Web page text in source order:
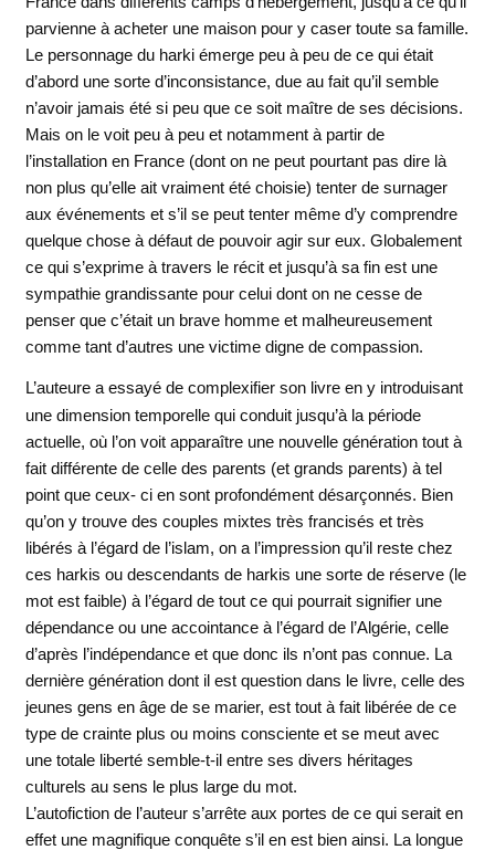
parvienne à acheter une maison pour y caser toute sa famille.
Le personnage du harki émerge peu à peu de ce qui était
d’abord une sorte d’inconsistance, due au fait qu’il semble
n’avoir jamais été si peu que ce soit maître de ses décisions.
Mais on le voit peu à peu et notamment à partir de
l’installation en France (dont on ne peut pourtant pas dire là
non plus qu’elle ait vraiment été choisie) tenter de surnager
aux événements et s’il se peut tenter même d’y comprendre
quelque chose à défaut de pouvoir agir sur eux. Globalement
ce qui s’exprime à travers le récit et jusqu’à sa fin est une
sympathie grandissante pour celui dont on ne cesse de
penser que c’était un brave homme et malheureusement
comme tant d’autres une victime digne de compassion.
L’auteure a essayé de complexifier son livre en y introduisant
une dimension temporelle qui conduit jusqu’à la période
actuelle, où l’on voit apparaître une nouvelle génération tout à
fait différente de celle des parents (et grands parents) à tel
point que ceux- ci en sont profondément désarçonnés. Bien
qu’on y trouve des couples mixtes très francisés et très
libérés à l’égard de l’islam, on a l’impression qu’il reste chez
ces harkis ou descendants de harkis une sorte de réserve (le
mot est faible) à l’égard de tout ce qui pourrait signifier une
dépendance ou une accointance à l’égard de l’Algérie, celle
d’après l’indépendance et que donc ils n’ont pas connue. La
dernière génération dont il est question dans le livre, celle des
jeunes gens en âge de se marier, est tout à fait libérée de ce
type de crainte plus ou moins consciente et se meut avec
une totale liberté semble-t-il entre ses divers héritages
culturels au sens le plus large du mot.
L’autofiction de l’auteur s’arrête aux portes de ce qui serait en
effet une magnifique conquête s’il en est bien ainsi. La longue